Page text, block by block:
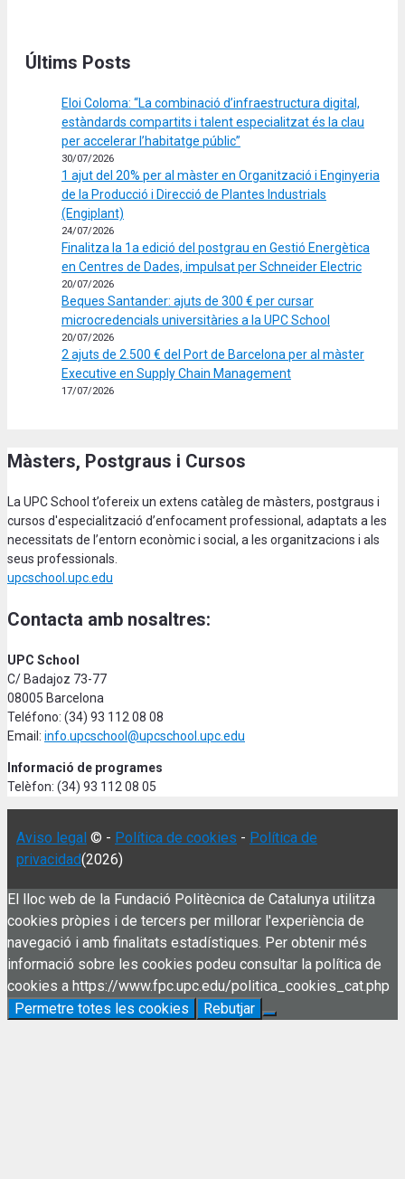
Últims Posts
Eloi Coloma: “La combinació d’infraestructura digital,
estàndards compartits i talent especialitzat és la clau
per accelerar l’habitatge públic”
30/07/2026
1 ajut del 20% per al màster en Organització i Enginyeria
de la Producció i Direcció de Plantes Industrials
(Engiplant)
24/07/2026
Finalitza la 1a edició del postgrau en Gestió Energètica
en Centres de Dades, impulsat per Schneider Electric
20/07/2026
Beques Santander: ajuts de 300 € per cursar
microcredencials universitàries a la UPC School
20/07/2026
2 ajuts de 2.500 € del Port de Barcelona per al màster
Executive en Supply Chain Management
17/07/2026
Màsters, Postgraus i Cursos
La UPC School t’ofereix un extens catàleg de màsters, postgraus i
cursos d'especialització d’enfocament professional, adaptats a les
necessitats de l’entorn econòmic i social, a les organitzacions i als
seus professionals.
upcschool.upc.edu
Contacta amb nosaltres:
UPC School
C/ Badajoz 73-77
08005 Barcelona
Teléfono: (34) 93 112 08 08
Email: info.upcschool@upcschool.upc.edu
Informació de programes
Telèfon: (34) 93 112 08 05
Aviso legal © - Política de cookies - Política de
privacidad(2026)
El lloc web de la Fundació Politècnica de Catalunya utilitza
cookies pròpies i de tercers per millorar l'experiència de
navegació i amb finalitats estadístiques. Per obtenir més
informació sobre les cookies podeu consultar la política de
cookies a https://www.fpc.upc.edu/politica_cookies_cat.php
Permetre totes les cookies
Rebutjar